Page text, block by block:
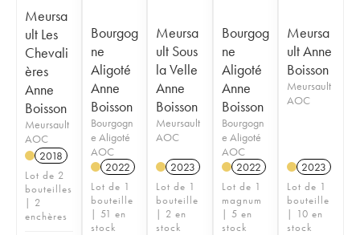
Meursa
ult Les
Chevali
ères
Anne
Boisson
Meursault
AOC
2018
Lot de 2
bouteilles
| 2
enchères
Bourgog
ne
Aligoté
Anne
Boisson
Bourgogn
e Aligoté
AOC
2022
Lot de 1
bouteille
| 51 en
stock
Meursa
ult Sous
la Velle
Anne
Boisson
Meursault
AOC
2023
Lot de 1
bouteille
| 2 en
stock
Bourgog
ne
Aligoté
Anne
Boisson
Bourgogn
e Aligoté
AOC
2022
Lot de 1
magnum
| 5 en
stock
Meursa
ult Anne
Boisson
Meursault
AOC
2023
Lot de 1
bouteille
| 10 en
stock